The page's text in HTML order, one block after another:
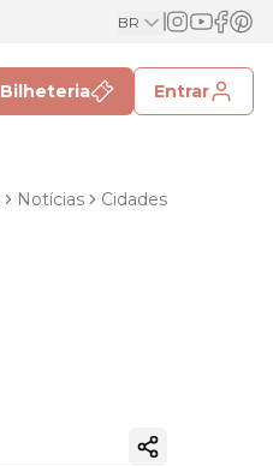
BR
Bilheteria Entrar
Notícias Cidades
Copiar link